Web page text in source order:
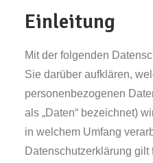
Einleitung
Mit der folgenden
Sie darüber aufklären,
personenbezogenen
als „Daten“ bezeichnet)
in welchem Umfang
Datenschutzerklärung gilt